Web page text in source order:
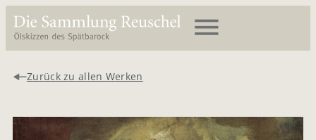
Zurück zu allen Werken